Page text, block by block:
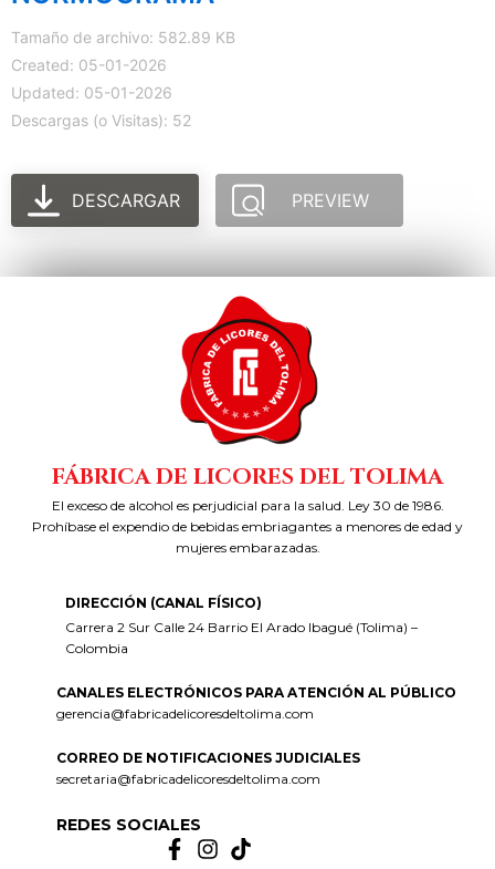
Tamaño de archivo: 582.89 KB
Created: 05-01-2026
Updated: 05-01-2026
Descargas (o Visitas): 52
DESCARGAR PREVIEW
FÁBRICA DE LICORES DEL TOLIMA
El exceso de alcohol es perjudicial para la salud. Ley 30 de 1986.
Prohíbase el expendio de bebidas embriagantes a menores de edad y
mujeres embarazadas.
DIRECCIÓN (CANAL FÍSICO)
Carrera 2 Sur Calle 24 Barrio El Arado Ibagué (Tolima) –
Colombia
CANALES ELECTRÓNICOS PARA ATENCIÓN AL PÚBLICO
gerencia@fabricadelicoresdeltolima.com
CORREO DE NOTIFICACIONES JUDICIALES
secretaria@fabricadelicoresdeltolima.com
REDES SOCIALES